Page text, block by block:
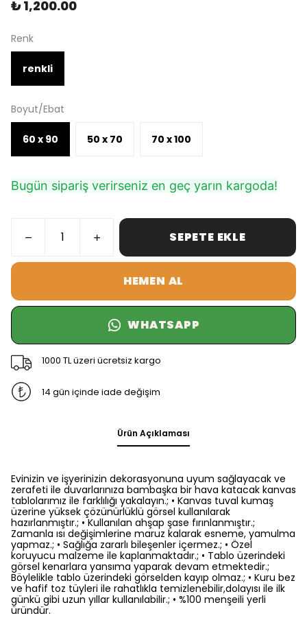
₺ 1,200.00
Renk
renkli
Boyut/Ebat
60 x 90 50 x 70 70 x 100
Bugün sipariş verirseniz en geç yarın kargoda!
SEPETE EKLE
HEMEN AL
WHATSAPP
1000 TL üzeri ücretsiz kargo
14 gün içinde iade değişim
Ürün Açıklaması
Evinizin ve işyerinizin dekorasyonuna uyum sağlayacak ve
zerafeti ile duvarlarınıza bambaşka bir hava katacak kanvas
tablolarımız ile farklılığı yakalayın.; • Kanvas tuval kumaş
üzerine yüksek çözünürlüklü görsel kullanılarak
hazırlanmıştır.; • Kullanılan ahşap şase fırınlanmıştır.;
Zamanla ısı değişimlerine maruz kalarak esneme, yamulma
yapmaz.; • Sağlığa zararlı bileşenler içermez.; • Özel
koruyucu malzeme ile kaplanmaktadır.; • Tablo üzerindeki
görsel kenarlara yansıma yaparak devam etmektedir.;
Böylelikle tablo üzerindeki görselden kayıp olmaz.; • Kuru bez
ve hafif toz tüyleri ile rahatlıkla temizlenebilir,dolayısı ile ilk
günkü gibi uzun yıllar kullanılabilir.; • %100 menşeili yerli
üründür.